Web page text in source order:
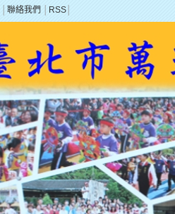
聯絡我們 RSS